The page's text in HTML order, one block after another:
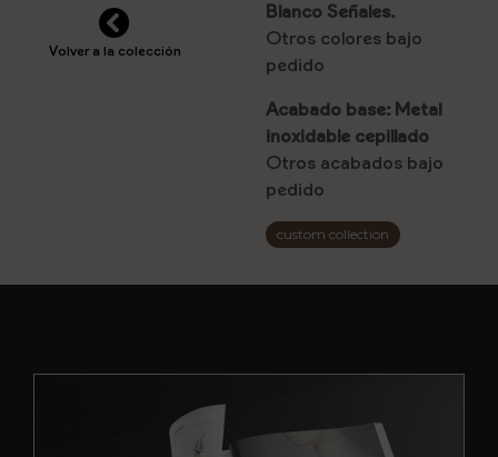
Volver a la colección
Blanco Señales.
Otros colores bajo
pedido
Acabado base: Metal
inoxidable cepillado
Otros acabados bajo
pedido
custom collection